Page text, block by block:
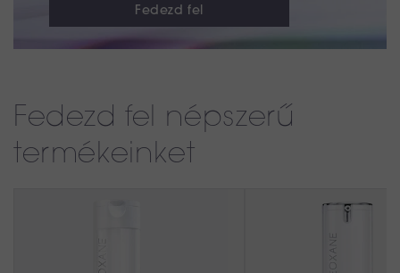
Fedezd fel
Fedezd fel népszerű
termékeinket